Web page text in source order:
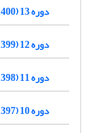
دوره 13 (1400)
دوره 12 (1399)
دوره 11 (1398)
دوره 10 (1397)